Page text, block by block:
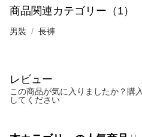
商品関連カテゴリー（1）
男裝 長褲
レビュー
この商品が気に入りましたか？購
してください